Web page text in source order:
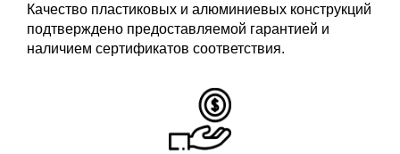
Качество пластиковых и алюминиевых конструкций
подтверждено предоставляемой гарантией и
наличием сертификатов соответствия.